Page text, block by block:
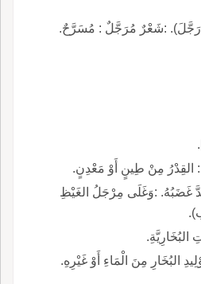
:شَعْرٌ مُرَجَّلٌ : مُسَرَّحٌ.
القِدْرُ مِنْ طِينٍ أَوْ مَعْدِنٍ.
غَضَبُهُ. :وَغَلَى مِرْجَلُ الغَيْظِ
البُخَارِيَّةِ.
البُخَارِ مِنَ الْمَاءِ أَوْ غَيْرِهِ.